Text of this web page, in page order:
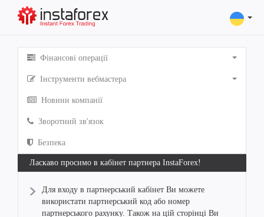
Фінансові операції
Інструменти вебмастера
Новини компанії
Зворотний зв'язок
Безпека
Ласкаво просимо в кабінет партнера InstaForex!
Для входу в партнерський кабінет Ви можете
використати партнерський код або номер
партнерського рахунку. Також на цій сторінці Ви